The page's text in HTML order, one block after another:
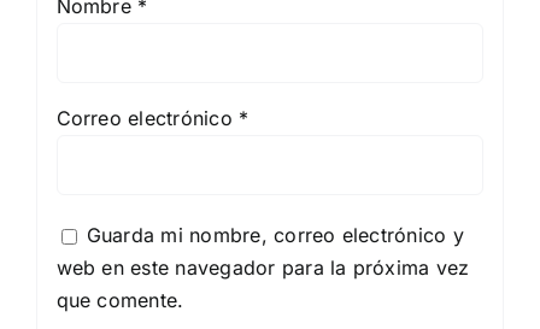
Nombre *
Correo electrónico *
Guarda mi nombre, correo electrónico y
web en este navegador para la próxima vez
que comente.